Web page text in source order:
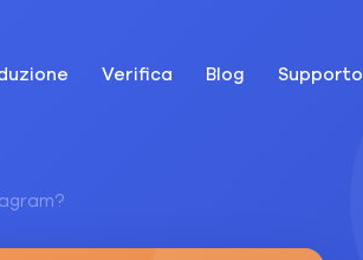
Verifica Blog Supporto